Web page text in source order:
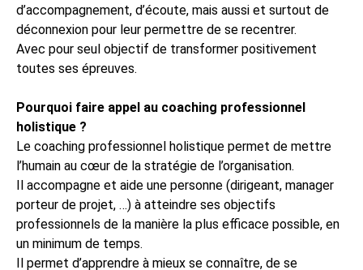
d’accompagnement, d’écoute, mais aussi et surtout de
déconnexion pour leur permettre de se recentrer.
Avec pour seul objectif de transformer positivement
toutes ses épreuves.
Pourquoi faire appel au coaching professionnel
holistique ?
Le coaching professionnel holistique permet de mettre
l’humain au cœur de la stratégie de l’organisation.
Il accompagne et aide une personne (dirigeant, manager
porteur de projet, …) à atteindre ses objectifs
professionnels de la manière la plus efficace possible, en
un minimum de temps.
Il permet d’apprendre à mieux se connaître, de se